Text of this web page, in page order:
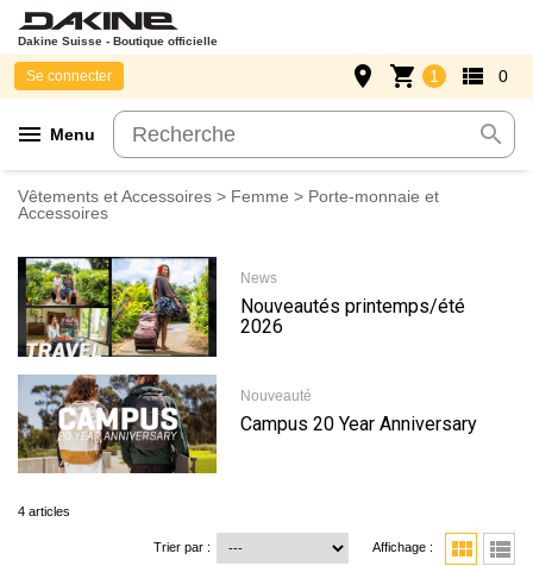
Dakine Suisse - Boutique officielle
menu Menu search
Se connecter place shopping_cart 1 view_list 0
Vêtements et Accessoires > Femme > Porte-monnaie et
Accessoires
News
Nouveautés printemps/été
2026
Nouveauté
Campus 20 Year Anniversary
4 articles
Trier par : Affichage : view_module view_list